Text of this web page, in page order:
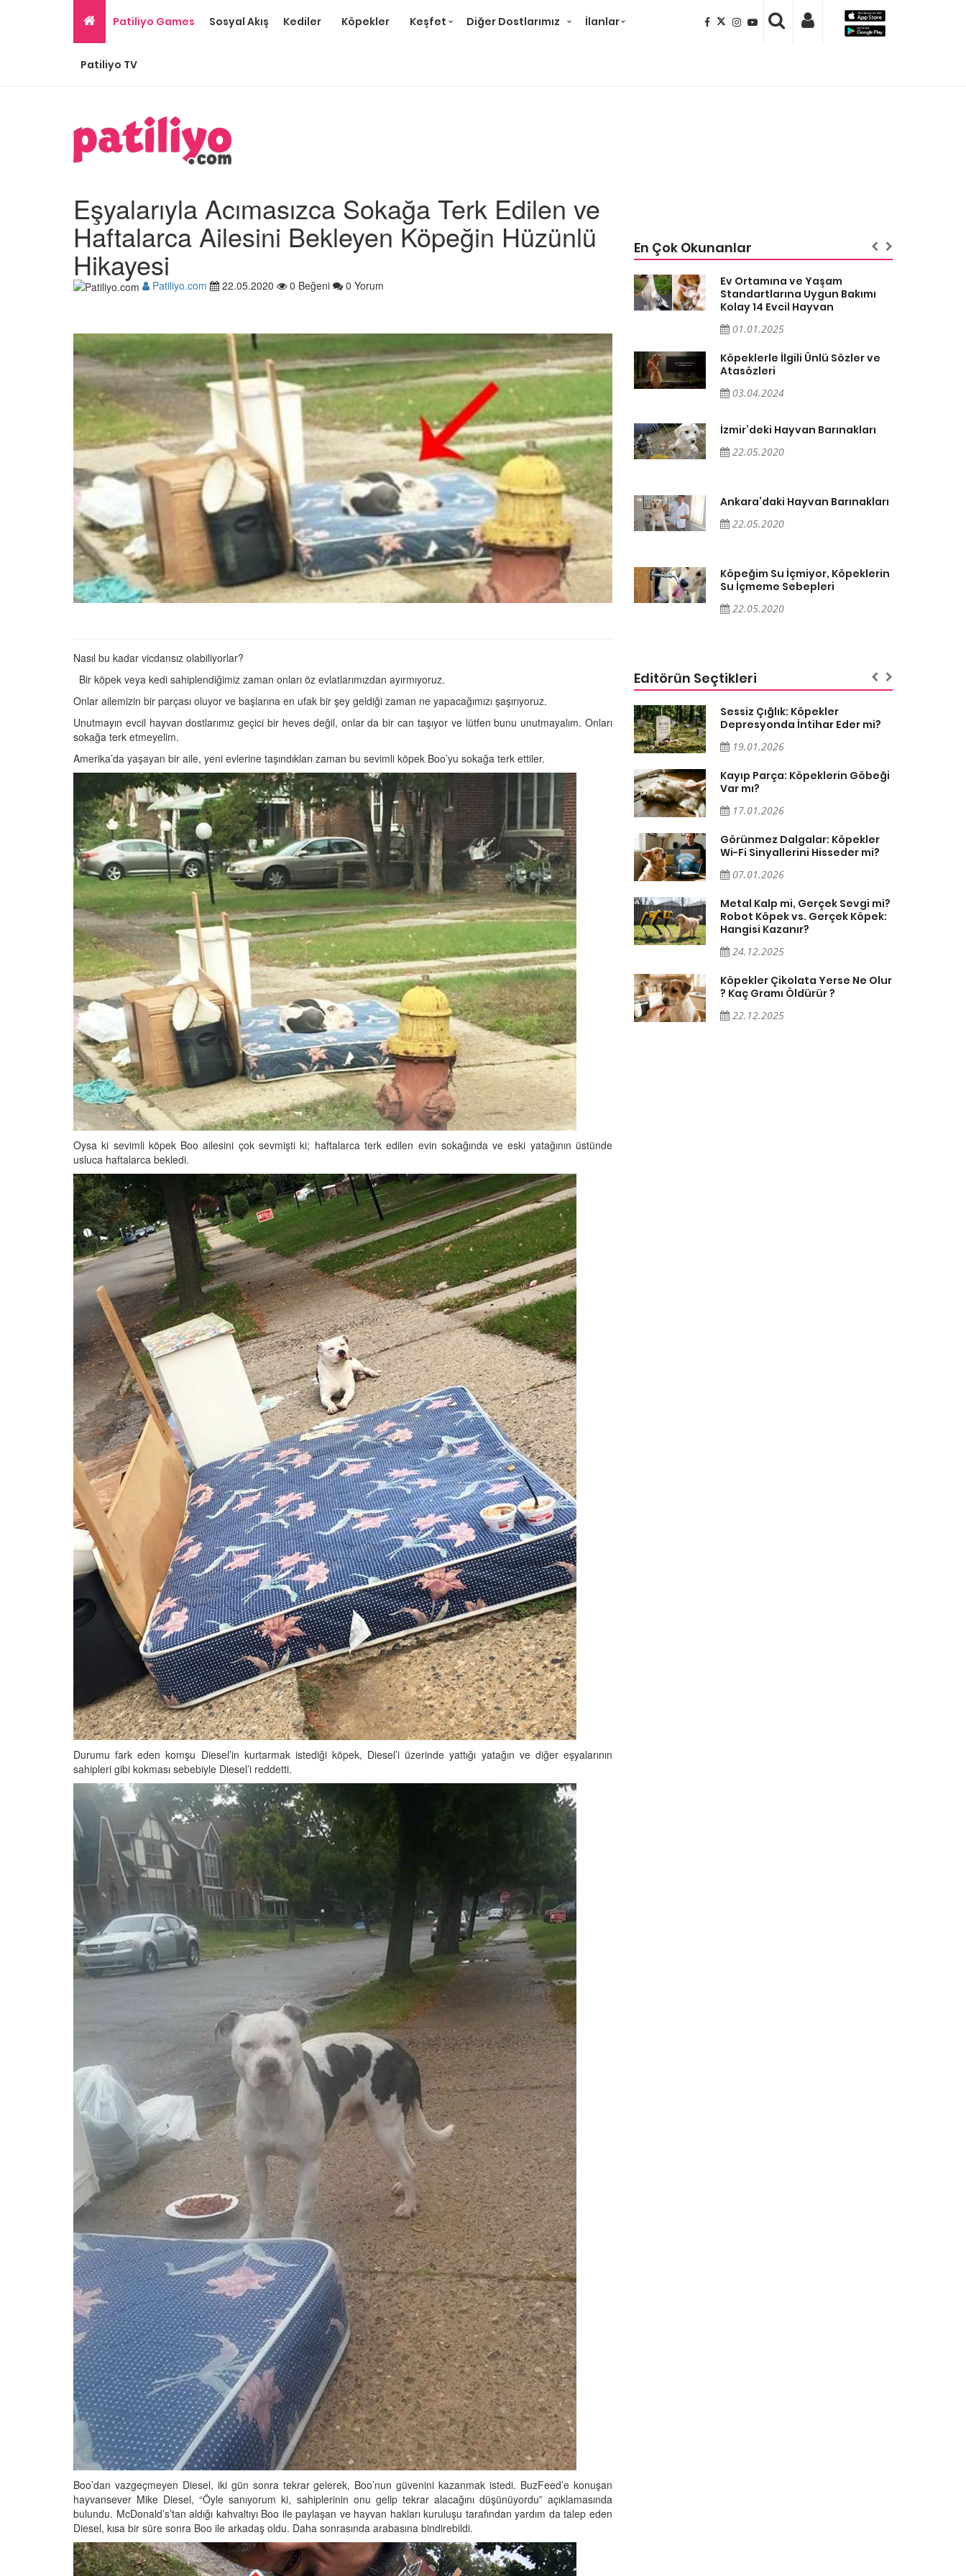
Patiliyo Games Sosyal Akış Kediler Köpekler Keşfet Diğer Dostlarımız İlanlar
Patiliyo TV
Eşyalarıyla Acımasızca Sokağa Terk Edilen ve
Haftalarca Ailesini Bekleyen Köpeğin Hüzünlü
Hikayesi
Patiliyo.com 22.05.2020 0 Beğeni 0 Yorum
Nasıl bu kadar vicdansız olabiliyorlar?
Bir köpek veya kedi sahiplendiğimiz zaman onları öz evlatlarımızdan ayırmıyoruz.
Onlar ailemizin bir parçası oluyor ve başlarına en ufak bir şey geldiği zaman ne yapacağımızı şaşırıyoruz.
Unutmayın evcil hayvan dostlarımız geçici bir heves değil, onlar da bir can taşıyor ve lütfen bunu unutmayalım. Onları
sokağa terk etmeyelim.
Amerika’da yaşayan bir aile, yeni evlerine taşındıkları zaman bu sevimli köpek Boo’yu sokağa terk ettiler.
Oysa ki sevimli köpek Boo ailesini çok sevmişti ki; haftalarca terk edilen evin sokağında ve eski yatağının üstünde
usluca haftalarca bekledi.
Durumu fark eden komşu Diesel’in kurtarmak istediği köpek, Diesel’i üzerinde yattığı yatağın ve diğer eşyalarının
sahipleri gibi kokması sebebiyle Diesel’i reddetti.
Boo’dan vazgeçmeyen Diesel, iki gün sonra tekrar gelerek, Boo’nun güvenini kazanmak istedi. BuzFeed’e konuşan
hayvansever Mike Diesel, “Öyle sanıyorum ki, sahiplerinin onu gelip tekrar alacağını düşünüyordu” açıklamasında
bulundu. McDonald’s’tan aldığı kahvaltıyı Boo ile paylaşan ve hayvan hakları kuruluşu tarafından yardım da talep eden
Diesel, kısa bir süre sonra Boo ile arkadaş oldu. Daha sonrasında arabasına bindirebildi.
En Çok Okunanlar
Ev Ortamına ve Yaşam
Standartlarına Uygun Bakımı
Köpeklerle İlgili Ünlü Sözler ve
Atasözleri
03.04.2024
İzmir’deki Hayvan Barınakları
22.05.2020
Ankara’daki Hayvan Barınakları
22.05.2020
Köpeğim Su İçmiyor, Köpeklerin
Su İçmeme Sebepleri
Köpeklerle İlgili Ünlü Sözler ve
Atasözleri
03.04.2024
İzmir’deki Hayvan Barınakları
22.05.2020
Ankara’daki Hayvan Barınakları
22.05.2020
Köpeğim Su İçmiyor, Köpeklerin
Su İçmeme Sebepleri
Ev Ortamına ve Yaşam
Standartlarına Uygun Bakımı
Kolay 14 Evcil Hayvan
01.01.2025
Köpeklerle İlgili Ünlü Sözler ve
Atasözleri
03.04.2024
İzmir’deki Hayvan Barınakları
22.05.2020
Ankara’daki Hayvan Barınakları
22.05.2020
Köpeğim Su İçmiyor, Köpeklerin
Su İçmeme Sebepleri
22.05.2020
Editörün Seçtikleri
Niyetli İnsanları
Boş Duvara
Görür mü?
Ayrılık Anksiyetesi:
ve Etkili
Köpeklerden İnsanlara
Geçebilen Parazitler: Kapsamlı
23.10.2025
Çiftlik Kültürü: “Çoban
Köpeklerinin Sürülerdeki
Vazgeçilmez Rolü”
22.10.2025
Tarihte Askeri Köpekler ve
Görevleri: Savaş Meydanlarının
Dört Ayaklı Kahramanları
19.10.2025
Köpek Sağlığı: “Köpeklerde
Kulak İltihabı: Belirtileri ve
Tedavi Yöntemleri”
19.10.2025
Köpeklerde Kilo Problemleri:
Sağlıklı Zayıflama Yöntemleri
15.10.2025
Köpeklerde Kulak ve Göz
Temizliği: Adım Adım Rehber
Köpek Sporları: Agility Nedir?
Köpeğinizle Spor Yapmanın
Yolları
11.10.2025
Ev Yapımı Köpek Mamaları:
Sağlıklı Tarifler ve Bilmeniz
Gerekenler
11.10.2025
Oyun ve Eğitim: “Köpekler İçin
Zeka Geliştirici Oyunlar”
09.10.2025
Köpeklerin mi Ağızları Daha
Temiz, İnsanların mı? Bilim Ne
Diyor?
05.10.2025
Sessiz Çığlık: Köpekler
Depresyonda İntihar Eder mi?
19.01.2026
Kayıp Parça: Köpeklerin Göbeği
Var mı?
17.01.2026
Görünmez Dalgalar: Köpekler
Wi-Fi Sinyallerini Hisseder mi?
07.01.2026
Metal Kalp mi, Gerçek Sevgi mi?
Robot Köpek vs. Gerçek Köpek:
Hangisi Kazanır?
24.12.2025
Köpekler Çikolata Yerse Ne Olur
? Kaç Gramı Öldürür ?
22.12.2025